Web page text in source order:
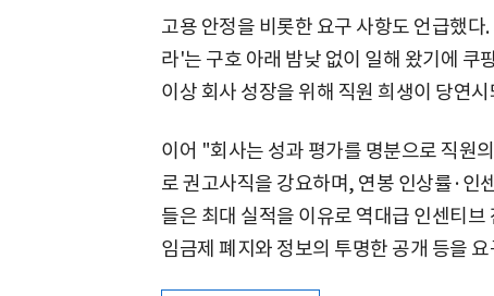
고용 안정을 비롯한 요구 사항도 언급했
라'는 구호 아래 밤낮 없이 일해 왔기에 쿠
이상 회사 성장을 위해 직원 희생이 당연
이어 "회사는 성과 평가를 명분으로 직원
로 권고사직을 강요하며, 연봉 인상률·인
들은 최대 실적을 이유로 역대급 인센티
임금제 폐지와 정보의 투명한 공개 등을